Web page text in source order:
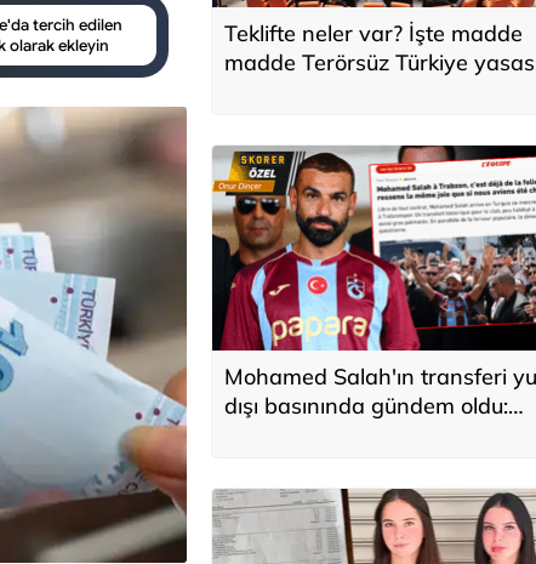
tercih edilen
olarak ekleyin
Teklifte neler var? İşte madde
madde Terörsüz Türkiye
Mohamed Salah'ın transferi
dışı basınında gündem oldu: